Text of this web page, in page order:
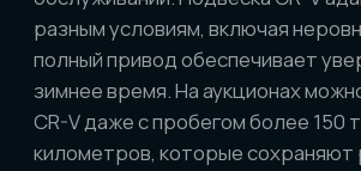
часто рассматривается как инвестиция с
минимальной потерей стоимости при
перепродаже.
Kia Sportage дешевле в покупке, а за те же
деньги можно получить более «свежий»
комплектацией. Однако ликвидность корейских